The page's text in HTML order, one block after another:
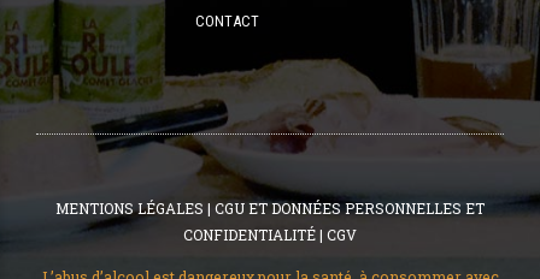
CONTACT
MENTIONS LÉGALES | CGU ET DONNÉES PERSONNELLES ET
CONFIDENTIALITÉ| CGV